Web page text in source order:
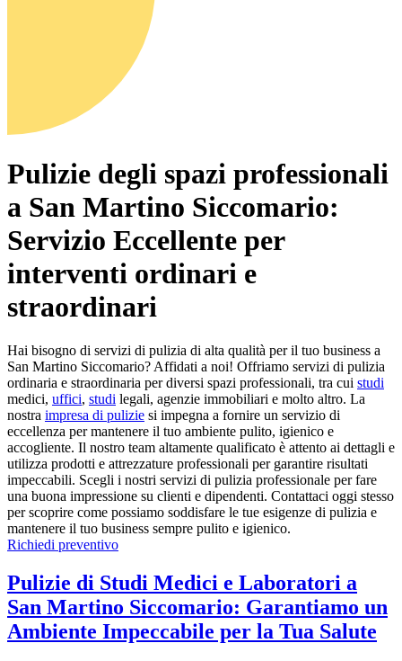
Pulizie degli spazi professionali
a San Martino Siccomario:
Servizio Eccellente per
interventi ordinari e
straordinari
Hai bisogno di servizi di pulizia di alta qualità per il tuo business a
San Martino Siccomario? Affidati a noi! Offriamo servizi di pulizia
ordinaria e straordinaria per diversi spazi professionali, tra cui studi
medici, uffici, studi legali, agenzie immobiliari e molto altro. La
nostra impresa di pulizie si impegna a fornire un servizio di
eccellenza per mantenere il tuo ambiente pulito, igienico e
accogliente. Il nostro team altamente qualificato è attento ai dettagli e
utilizza prodotti e attrezzature professionali per garantire risultati
impeccabili. Scegli i nostri servizi di pulizia professionale per fare
una buona impressione su clienti e dipendenti. Contattaci oggi stesso
per scoprire come possiamo soddisfare le tue esigenze di pulizia e
mantenere il tuo business sempre pulito e igienico.
Richiedi preventivo
Pulizie di Studi Medici e Laboratori a
San Martino Siccomario: Garantiamo un
Ambiente Impeccabile per la Tua Salute